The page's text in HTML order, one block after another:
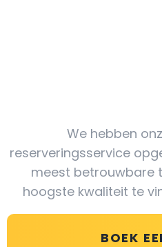
We hebben
reserveringsservice
meest betrouwbare
hoogste kwaliteit te
BOEK